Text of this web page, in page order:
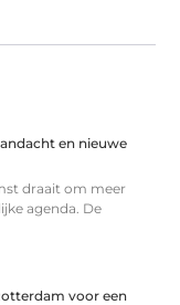
en nieuwe
draait om meer
agenda. De
voor een